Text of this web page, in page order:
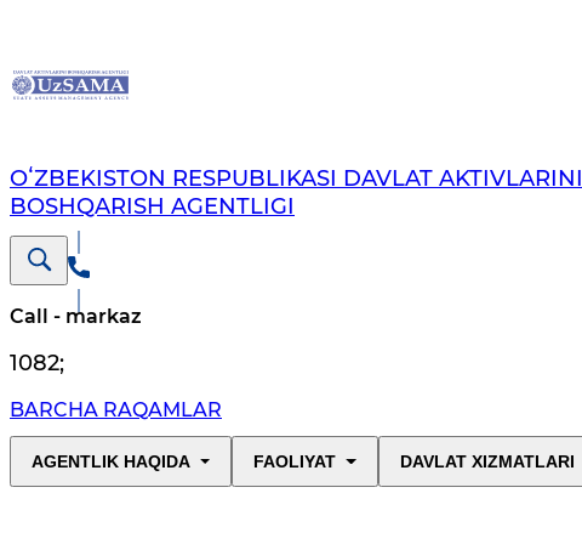
OʻZBEKISTON RESPUBLIKASI DAVLAT AKTIVLARINI
BOSHQARISH AGENTLIGI
Call - markaz
1082;
BARCHA RAQAMLAR
AGENTLIK HAQIDA FAOLIYAT DAVLAT XIZMATLARI